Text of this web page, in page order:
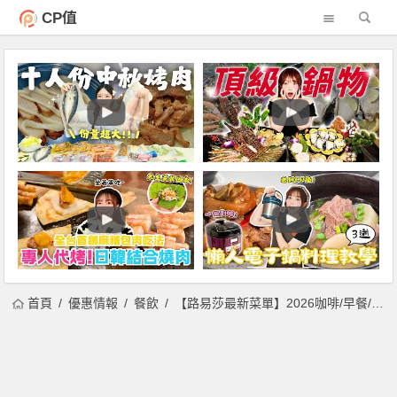
CP值
首頁 優惠情報 餐飲 【路易莎最新菜單】2026咖啡/早餐/蛋糕/輕食/飲料/貝果價格一次看！